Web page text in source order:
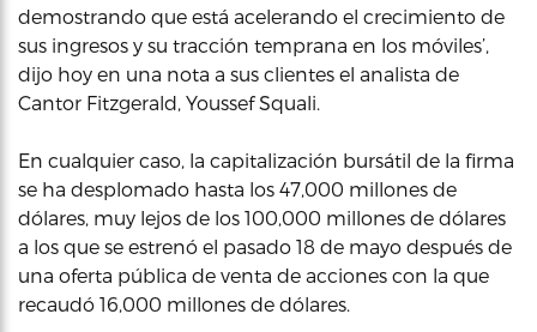
demostrando que está acelerando el crecimiento de
sus ingresos y su tracción temprana en los móviles’,
dijo hoy en una nota a sus clientes el analista de
Cantor Fitzgerald, Youssef Squali.
En cualquier caso, la capitalización bursátil de la firma
se ha desplomado hasta los 47,000 millones de
dólares, muy lejos de los 100,000 millones de dólares
a los que se estrenó el pasado 18 de mayo después de
una oferta pública de venta de acciones con la que
recaudó 16,000 millones de dólares.